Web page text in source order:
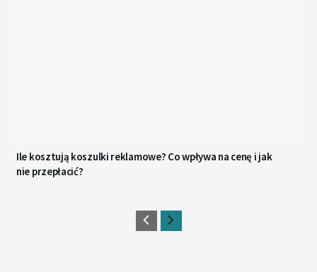
Ile kosztują koszulki reklamowe? Co wpływa na cenę i jak
nie przepłacić?